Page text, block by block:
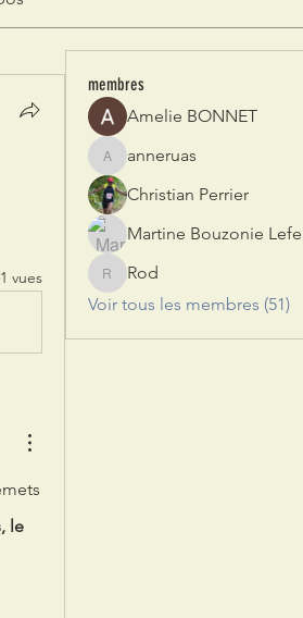
vues
le
membres
Amelie BONNET
anneruas
anneruas
Christian Perrier
Rod
Rod
Voir tous les membres (51)